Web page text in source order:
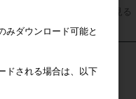
すべてのおすすめ商品を見る
みダウンロード可能と
ドされる場合は、以下